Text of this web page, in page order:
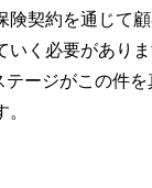
険契約を通じて
く必要があり
ージがこの件を